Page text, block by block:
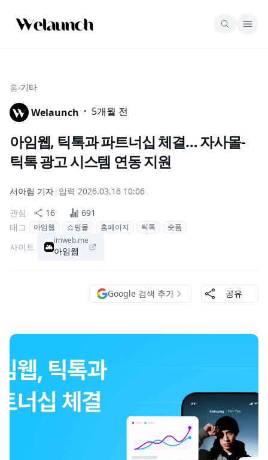
홈›기타
Welaunch · 5개월 전
아임웹, 틱톡과 파트너십 체결… 자사몰-
틱톡 광고 시스템 연동 지원
서아림 기자| 입력 2026.03.16 10:06
관심
16
691
태그
아임웹 쇼핑몰 홈페이지 틱톡 숏폼
사이트
imweb.me
아임웹
Google 검색 추가 공유